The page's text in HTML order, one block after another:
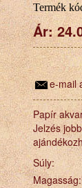
Termék
Ár:
e-mail
Papír
Jelzés
Súly:
Magasság: